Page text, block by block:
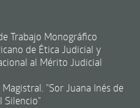
Trabajo Monográfico
de Ética Judicial y
al Mérito Judicial
"Sor Juana Inés de
Silencio"